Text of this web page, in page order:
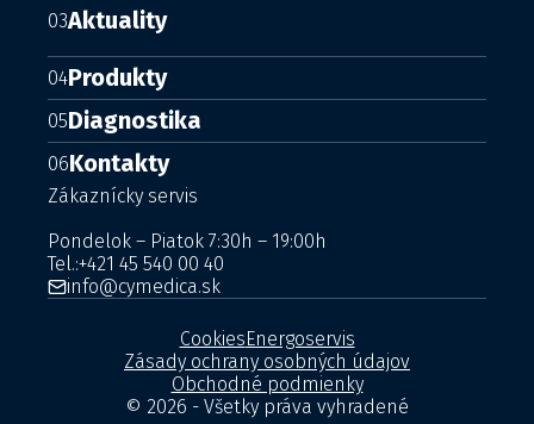
03Aktuality
04Produkty
05Diagnostika
06Kontakty
Zákaznícky servis
Pondelok – Piatok 7:30h – 19:00h
Tel.:+421 45 540 00 40
info@cymedica.sk
© 2026 - Všetky práva vyhradené
CookiesEnergoservis
Zásady ochrany osobných údajov
Obchodné podmienky